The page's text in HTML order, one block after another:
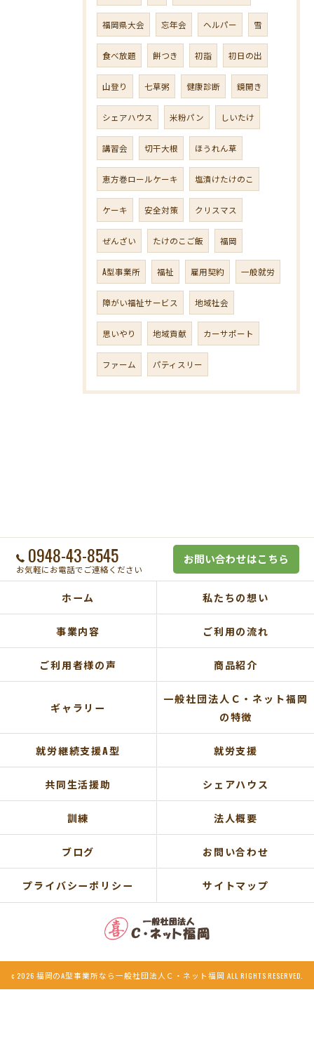
福岡県大会 忘年会 ヘルパー 雪
食べ放題 餅つき 初詣 初日の出
山登り 七草粥 健康診断 鏡開き
シェアハウス 米粉パン しいたけ
講習会 切干大根 ほうれん草
恵方巻ロールケーキ 塩漬けたけのこ
ケーキ 安全対策 クリスマス
ぜんざい たけのこご飯 福岡
A型事業所 福祉 雇用契約 一般就労
障がい福祉サービス 地域社会
思いやり 地域貢献 カーサポート
ファーム パティスリー
0948-43-8545
お気軽にお電話でご連絡ください
お問い合わせはこちら
ホーム 私たちの想い
事業内容 ご利用の流れ
ご利用者様の声 商品紹介
ギャラリー
一般社団法人Ｃ・ネット福岡
の特徴
就労継続支援A型 就労支援
共同生活援助 シェアハウス
訓練 法人概要
ブログ お問い合わせ
プライバシーポリシー サイトマップ
c 2026 福岡のA型事業所なら一般社団法人Ｃ・ネット福岡 ALL RIGHTS RESERVED.